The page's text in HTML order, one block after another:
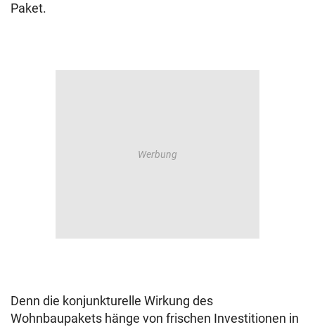
Paket.
Denn die konjunkturelle Wirkung des
Wohnbaupakets hänge von frischen Investitionen in